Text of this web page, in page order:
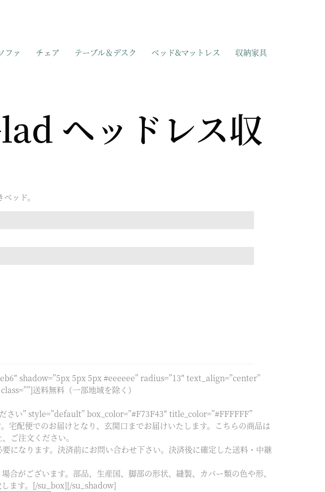
ファ チェア テーブル＆デスク ベッド&マットレス 収納家具
ヘッドレス収
ッド。
shadow=”5px 5px 5px #eeeeee” radius=”13″ text_align=”center”
送料無料（一部地域を除く）
い” style=”default” box_color=”#F73F43″ title_color=”#FFFFFF”
宅配便でのお届けとなり、玄関口までお届けいたします。こちらの商品は
ご注文ください。
なります。決済前にお問い合わせ下さい。決済後に確定した送料・中継
がございます。部品、生産国、脚部の形状、縫製、カバー類の色や形、
ます。[/su_box][/su_shadow]